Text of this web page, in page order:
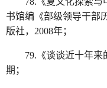
书馆编《部级领导干部
版社，2008年；
79.《谈谈近十年来
期；